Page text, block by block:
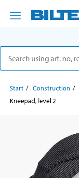
Start Construction
Kneepad, level 2